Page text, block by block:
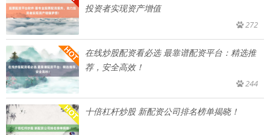
投资者实现资产增值
272
在线炒股配资看必选 最靠谱配资平台：精选推
荐，安全高效！
244
十倍杠杆炒股 新配资公司排名榜单揭晓！